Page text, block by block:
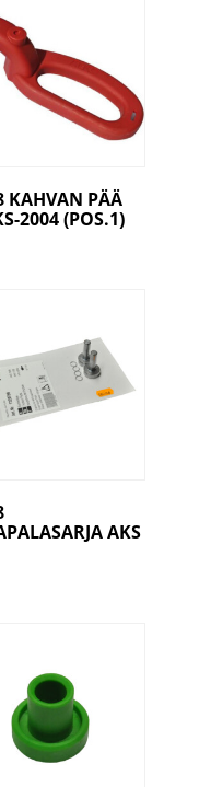
KAHVAN PÄÄ
2004 (POS.1)
AKS